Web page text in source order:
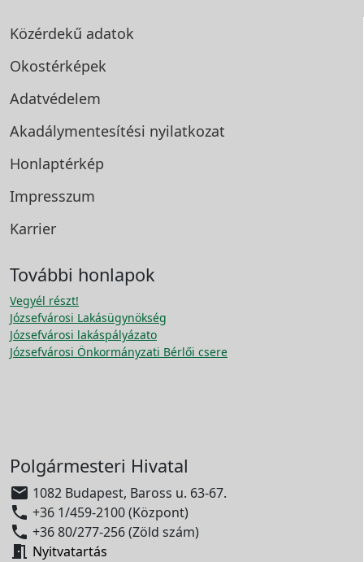
Közérdekű adatok
Okostérképek
Adatvédelem
Akadálymentesítési nyilatkozat
Honlaptérkép
Impresszum
Karrier
További honlapok
Vegyél részt!
Józsefvárosi Lakásügynökség
Józsefvárosi lakáspályázato
Józsefvárosi Önkormányzati Bérlői csere
Polgármesteri Hivatal
 1082 Budapest, Baross u. 63-67.
 +36 1/459-2100 (Központ)
 +36 80/277-256 (Zöld szám)
 Nyitvatartás